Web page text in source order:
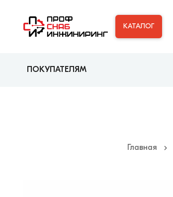
КАТАЛОГ
ПОКУПАТЕЛЯМ
Главная